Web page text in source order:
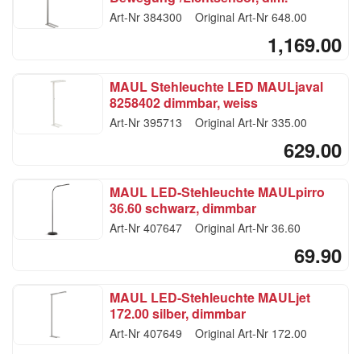
Art-Nr 384300 Original Art-Nr 648.00
1,169.00
MAUL Stehleuchte LED MAULjaval
8258402 dimmbar, weiss
Art-Nr 395713 Original Art-Nr 335.00
629.00
MAUL LED-Stehleuchte MAULpirro
36.60 schwarz, dimmbar
Art-Nr 407647 Original Art-Nr 36.60
69.90
MAUL LED-Stehleuchte MAULjet
172.00 silber, dimmbar
Art-Nr 407649 Original Art-Nr 172.00